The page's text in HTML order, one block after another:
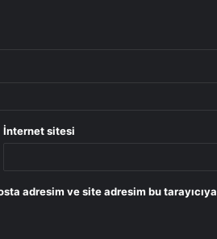
İnternet sitesi
adresim ve site adresim bu tarayıcıya